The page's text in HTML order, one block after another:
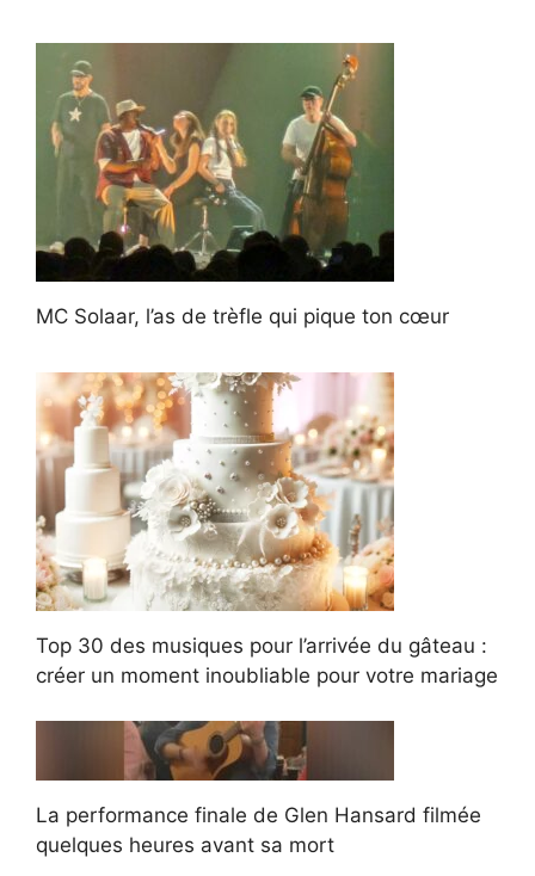
MC Solaar, l’as de trèfle qui pique ton cœur
Top 30 des musiques pour l’arrivée du gâteau :
créer un moment inoubliable pour votre mariage
La performance finale de Glen Hansard filmée
quelques heures avant sa mort